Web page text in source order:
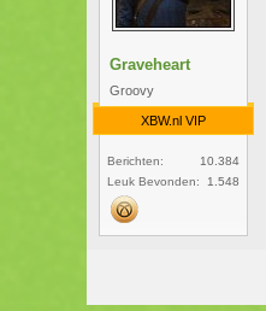
Graveheart
Groovy
XBW.nl VIP
Berichten:
10.384
Leuk Bevonden:
1.548